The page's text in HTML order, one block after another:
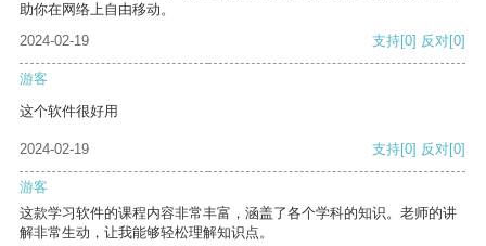
助你在网络上自由移动。
2024-02-19
支持[0] 反对[0]
游客
这个软件很好用
2024-02-19 支持[0] 反对[0]
游客
这款学习软件的课程内容非常丰富，涵盖了各个学科的知识。老师的讲
解非常生动，让我能够轻松理解知识点。